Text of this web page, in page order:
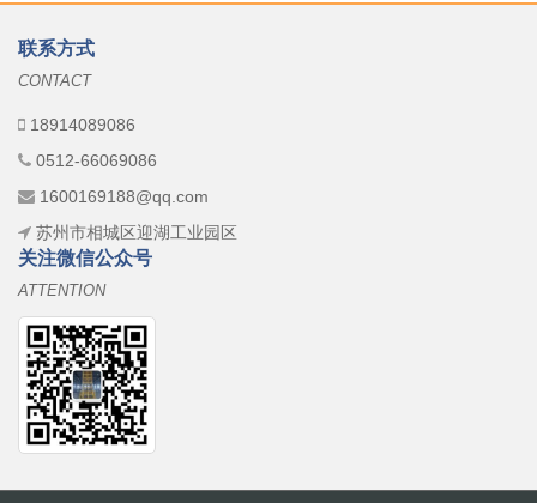
联系方式
CONTACT
18914089086
0512-66069086
1600169188@qq.com
苏州市相城区迎湖工业园区
关注微信公众号
ATTENTION